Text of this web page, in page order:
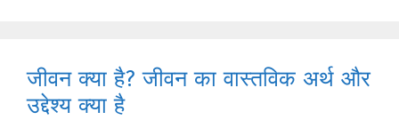
जीवन क्या है? जीवन का वास्तविक अर्थ और
उद्देश्य क्या है